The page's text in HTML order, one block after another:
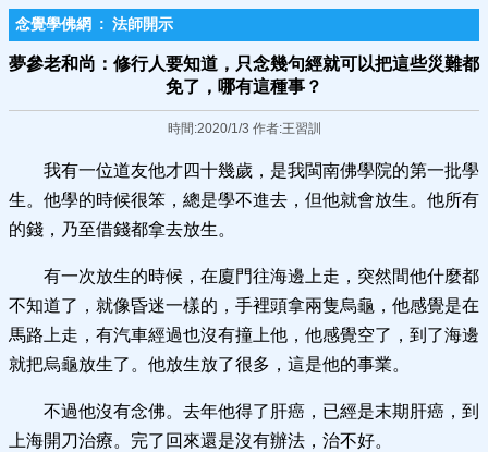
念覺學佛網 : 法師開示
夢參老和尚：修行人要知道，只念幾句經就可以把這些災難都
免了，哪有這種事？
時間:2020/1/3 作者:王習訓
我有一位道友他才四十幾歲，是我閩南佛學院的第一批學
生。他學的時候很笨，總是學不進去，但他就會放生。他所有
的錢，乃至借錢都拿去放生。
有一次放生的時候，在廈門往海邊上走，突然間他什麼都
不知道了，就像昏迷一樣的，手裡頭拿兩隻烏龜，他感覺是在
馬路上走，有汽車經過也沒有撞上他，他感覺空了，到了海邊
就把烏龜放生了。他放生放了很多，這是他的事業。
不過他沒有念佛。去年他得了肝癌，已經是末期肝癌，到
上海開刀治療。完了回來還是沒有辦法，治不好。